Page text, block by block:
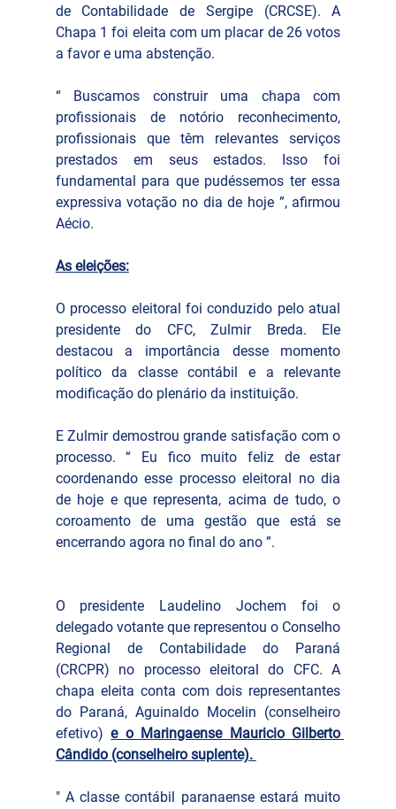
de Contabilidade de Sergipe (CRCSE). A
Chapa 1 foi eleita com um placar de 26 votos
a favor e uma abstenção.
“ Buscamos construir uma chapa com
profissionais de notório reconhecimento,
profissionais que têm relevantes serviços
prestados em seus estados. Isso foi
fundamental para que pudéssemos ter essa
expressiva votação no dia de hoje ”, afirmou
Aécio.
As eleições:
O processo eleitoral foi conduzido pelo atual
presidente do CFC, Zulmir Breda. Ele
destacou a importância desse momento
político da classe contábil e a relevante
modificação do plenário da instituição.
E Zulmir demostrou grande satisfação com o
processo. “ Eu fico muito feliz de estar
coordenando esse processo eleitoral no dia
de hoje e que representa, acima de tudo, o
coroamento de uma gestão que está se
encerrando agora no final do ano ”.
O presidente Laudelino Jochem foi o
delegado votante que representou o Conselho
Regional de Contabilidade do Paraná
(CRCPR) no processo eleitoral do CFC. A
chapa eleita conta com dois representantes
do Paraná, Aguinaldo Mocelin (conselheiro
efetivo) e o Maringaense Mauricio Gilberto
Cândido (conselheiro suplente).
" A classe contábil paranaense estará muito